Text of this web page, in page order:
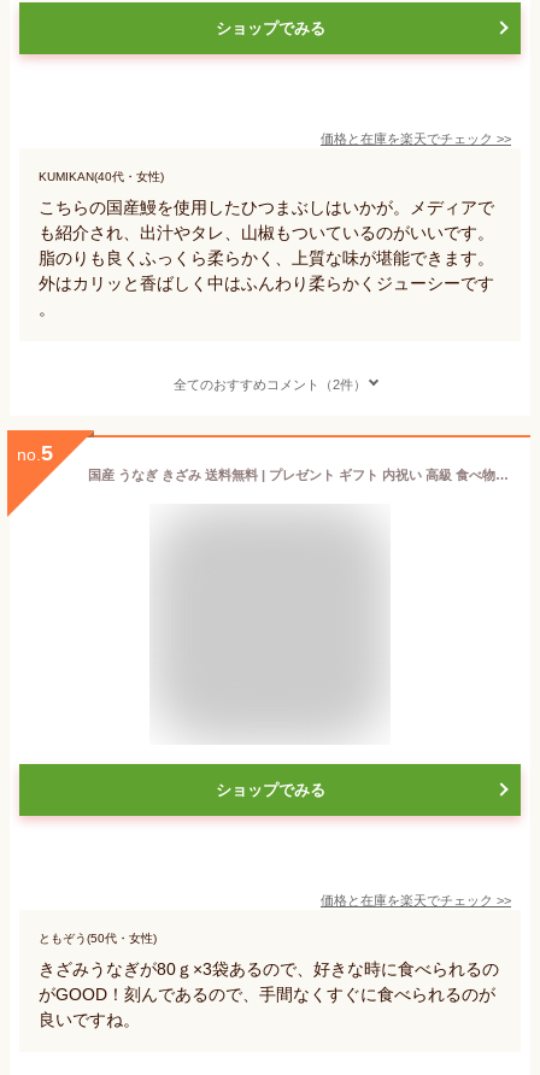
ショップでみる
価格と在庫を楽天でチェック >>
KUMIKAN(40代・女性)
こちらの国産鰻を使用したひつまぶしはいかが。メディアで
も紹介され、出汁やタレ、山椒もついているのがいいです。
脂のりも良くふっくら柔らかく、上質な味が堪能できます。
外はカリッと香ばしく中はふんわり柔らかくジューシーです
。
全てのおすすめコメント（2件）
no. 5
国産 うなぎ きざみ 送料無料 | プレゼント ギフト 内祝い 高級 食べ物 産地直送 食品 お取り寄せグルメ カット 小分け ご飯のお供 ひつまぶし 鰻 刻み ウナギ 蒲焼き 海鮮 九州 鰻の蒲焼 国産鰻 引っ越し祝い お祝い 出産祝い 父の日 お父さん お中元 御中元 土用の丑の日
ショップでみる
価格と在庫を楽天でチェック >>
ともぞう(50代・女性)
きざみうなぎが80ｇ×3袋あるので、好きな時に食べられるの
がGOOD！刻んであるので、手間なくすぐに食べられるのが
良いですね。